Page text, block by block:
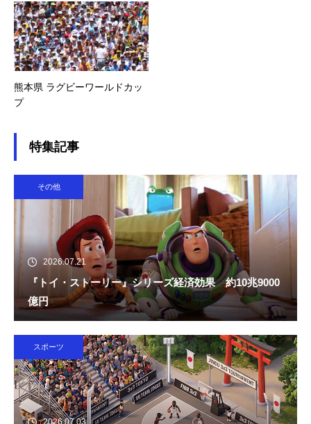
熊本県 ラグビーワールドカッ
プ
特集記事
その他
2026.07.21
『トイ・ストーリー』シリーズ経済効果 約10兆9000
億円
スポーツ
2026.07.03